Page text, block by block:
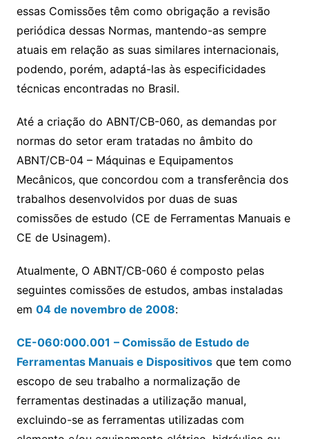
essas Comissões têm como obrigação a revisão
periódica dessas Normas, mantendo-as sempre
atuais em relação as suas similares internacionais,
podendo, porém, adaptá-las às especificidades
técnicas encontradas no Brasil.
Até a criação do ABNT/CB-060, as demandas por
normas do setor eram tratadas no âmbito do
ABNT/CB-04 – Máquinas e Equipamentos
Mecânicos, que concordou com a transferência dos
trabalhos desenvolvidos por duas de suas
comissões de estudo (CE de Ferramentas Manuais e
CE de Usinagem).
Atualmente, O ABNT/CB-060 é composto pelas
seguintes comissões de estudos, ambas instaladas
em 04 de novembro de 2008:
CE-060:000.001 – Comissão de Estudo de
Ferramentas Manuais e Dispositivosque tem como
escopo de seu trabalho a normalização de
ferramentas destinadas a utilização manual,
excluindo-se as ferramentas utilizadas com